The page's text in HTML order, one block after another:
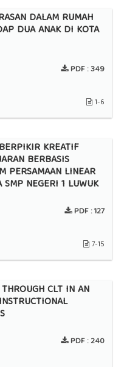
DALAM RUMAH
DUA ANAK DI KOTA
PDF :349
1-6
KREATIF
BERBASIS
PERSAMAAN LINEAR
NEGERI 1 LUWUK
PDF :127
7-15
CLT IN AN
PDF :240